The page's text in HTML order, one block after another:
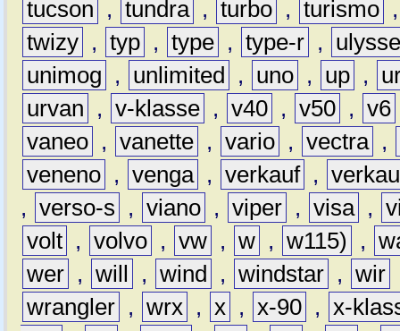
tucson
, tundra , turbo , turismo
twizy , typ , type , type-r ,
unimog
, unlimited , uno , up ,
urvan
, v-klasse , v40 , v50 , v6
vaneo , vanette , vario , vectra ,
veneno , venga , verkauf ,
, verso-s , viano , viper , visa ,
volt , volvo , vw , w , w115) ,
wer , will , wind , windstar , wir
wrangler , wrx , x , x-90 , x-